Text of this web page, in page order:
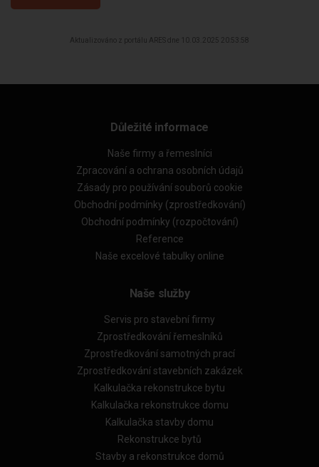
Aktualizováno z portálu ARES dne 10.03.2025 20:53:58
Důležité informace
Naše firmy a řemeslníci
Zpracování a ochrana osobních údajů
Zásady pro používání souborů cookie
Obchodní podmínky (zprostředkování)
Obchodní podmínky (rozpočtování)
Reference
Naše excelové tabulky online
Naše služby
Servis pro stavební firmy
Zprostředkování řemeslníků
Zprostředkování samotných prací
Zprostředkování stavebních zakázek
Kalkulačka rekonstrukce bytu
Kalkulačka rekonstrukce domu
Kalkulačka stavby domu
Rekonstrukce bytů
Stavby a rekonstrukce domů